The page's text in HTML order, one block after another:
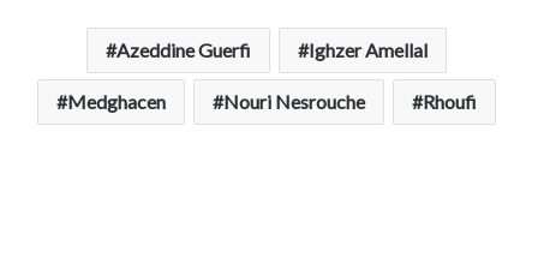
Azeddine Guerfi Ighzer Amellal
Medghacen Nouri Nesrouche Rhoufi